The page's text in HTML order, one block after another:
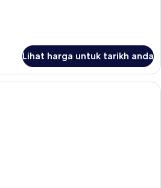
Lihat harga untuk tarikh anda
Family Villa | Bilik Mandi | Pancuran